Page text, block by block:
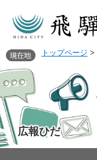
トップページ >
広報ひだ